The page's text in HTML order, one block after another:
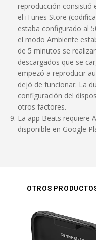
reproducción consistió
el iTunes Store
estaba configurado al
el modo Ambiente
de 5 minutos se
descargados que se
empezó a reproducir
dejó de funcionar. La
configuración del
otros factores.
La app Beats requiere
disponible en Google
OTROS